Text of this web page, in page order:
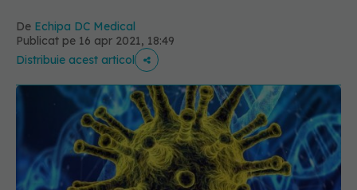
De Echipa DC Medical
Publicat pe 16 apr 2021, 18:49
Distribuie acest articol